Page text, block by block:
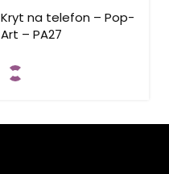
Kryt na telefon – Pop-
Art – PA27